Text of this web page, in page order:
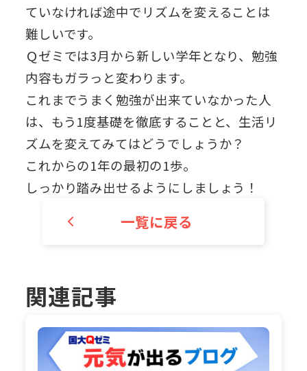
ていなければ途中でリズムを変えることは
難しいです。
Ｑゼミでは3月から新しい学年となり、勉強
内容もガラっと変わります。
これまでうまく勉強が出来ていなかった人
は、もう1度基礎を徹底することと、生活リ
ズムを変えてみてはどうでしょうか？
これからの1年の最初の1歩。
しっかり踏み出せるようにしましょう！
一覧に戻る
関連記事